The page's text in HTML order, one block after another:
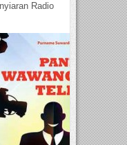
Radio